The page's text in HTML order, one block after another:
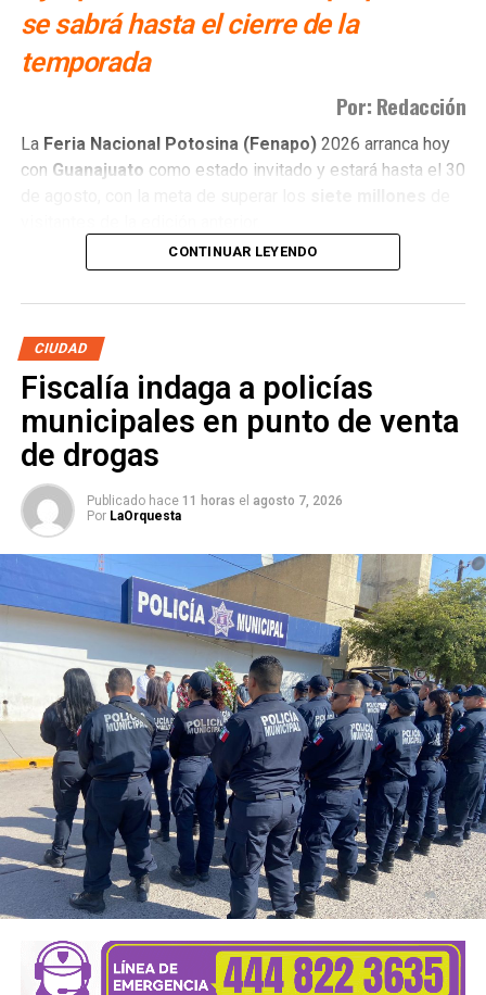
se sabrá hasta el cierre de la
temporada
Por: Redacción
La Feria Nacional Potosina (Fenapo)2026 arranca hoy
con Guanajuato como estado invitado y estará hasta el 30
Daniela Alejandra Alonso Barrón, presidenta de la
locales ya registran reservaciones para las fechas de la
feria.
Alonso explicó que hay viajeros reservando estancias de
al menos una noche. Además de la Fenapo, invitó a
conocer las cuatro regiones del estado con estancias de
una o dos noches.
El número exacto de paquetes vendidos o apartados por
las agencias solo se conocerá al cierre de la temporada,
dijo Alonso.
También lee:Gallardo arranca operativo de seguridad para
Fenapo 2026
CONTINUAR LEYENDO
CIUDAD
Fiscalía indaga a policías
municipales en punto de venta
de drogas
Publicado hace 11 horas el agosto 7, 2026
Por LaOrquesta